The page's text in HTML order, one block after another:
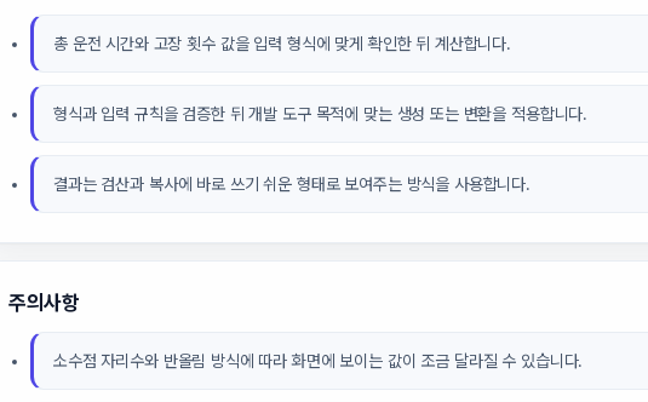
총 운전 시간와 고장 횟수 값을 입력 형식에 맞게 확인한 뒤 계산합니다.
형식과 입력 규칙을 검증한 뒤 개발 도구 목적에 맞는 생성 또는 변환을 적용합니다.
결과는 검산과 복사에 바로 쓰기 쉬운 형태로 보여주는 방식을 사용합니다.
주의사항
소수점 자리수와 반올림 방식에 따라 화면에 보이는 값이 조금 달라질 수 있습니다.